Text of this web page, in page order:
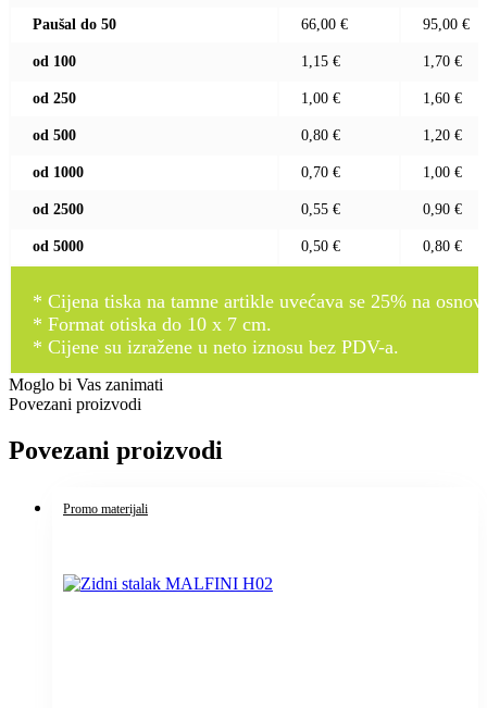
Paušal do 50 66,00 € 95,00 €
od 100 1,15 € 1,70 €
od 250 1,00 € 1,60 €
od 500 0,80 € 1,20 €
od 1000 0,70 € 1,00 €
od 2500 0,55 € 0,90 €
od 5000 0,50 € 0,80 €
* Cijena tiska na tamne artikle uvećava se 25% na
* Format otiska do 10 x 7 cm.
* Cijene su izražene u neto iznosu bez PDV-a.
Moglo bi Vas zanimati
Povezani proizvodi
Povezani proizvodi
Promo materijali